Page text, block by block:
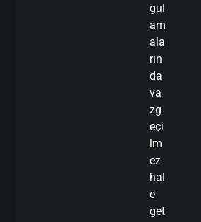
gul
am
ala
rın
da
va
zg
eçi
lm
ez
hal
e
get